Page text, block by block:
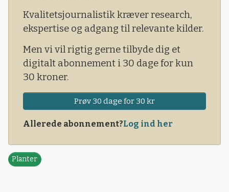
til at lave en god, veletableret hvede.
Kvalitetsjournalistik kræver research,
ekspertise og adgang til relevante kilder.
Men vi vil rigtig gerne tilbyde dig et
digitalt abonnement i 30 dage for kun
30 kroner.
Prøv 30 dage for 30 kr
Allerede abonnement?Log ind her
Planter